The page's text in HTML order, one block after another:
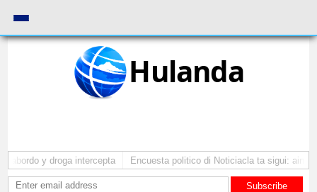
Hulanda
abordo y droga intercepta Encuesta politico di Noticiacla ta sigui: ainda
Subscribe